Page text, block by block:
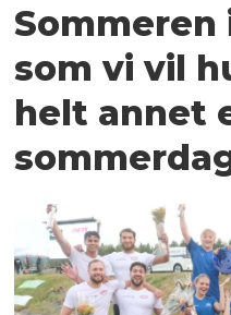
Sommeren
som vi vil
helt annet